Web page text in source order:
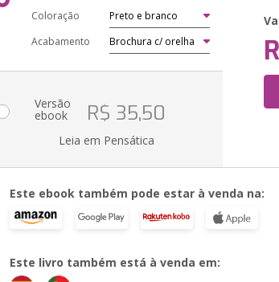
Coloração
Acabamento
Versão
ebook R$ 35,50
Leia em Pensática
Este ebook também pode estar à venda na:
Este livro também está à venda em: